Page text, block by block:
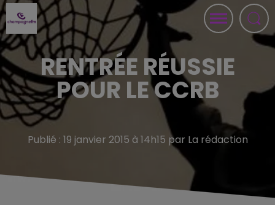
RENTRÉE RÉUSSIE
POUR LE CCRB
Publié : 19 janvier 2015 à 14h15 par La rédaction